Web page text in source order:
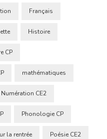
Français
Histoire
CP
mathématiques
Numération CE2
Phonologie CP
la rentrée Poésie CE2